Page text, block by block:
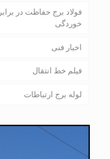
فولاد برج حفاظت در برابر
خوردگی
اخبار فنی
فیلم خط انتقال
لوله برج ارتباطات